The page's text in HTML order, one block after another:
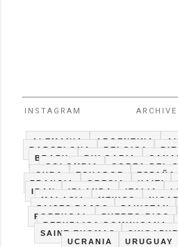
INSTAGRAM
ALEMANIA ARGENTINA
BARCELONA
BELGICA
BRAZIL
BULGARIA
COLOMBIA
COREA DEL
CUBA
ECUADOR ESPAÑA
FRANCIA
GRECIA HAITI
IRAN
IRLANDA ITALIA
MALASIA
MEXICO
PAISES BAJOS
PAKISTAN
PORTUGAL
PUERTO RICO
REPUBLICA DOMINICANA
SAINT THOMAS
UCRANIA
URUGUAY